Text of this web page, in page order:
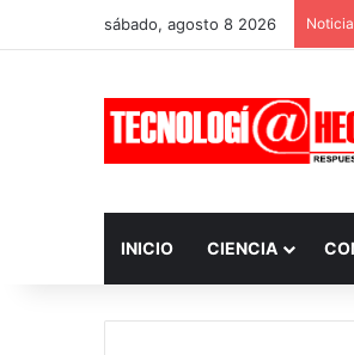
sábado, agosto 8 2026
INICIO CIENCIA